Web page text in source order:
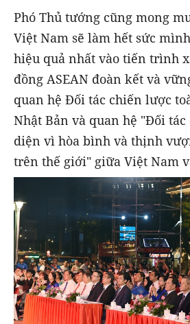
Phó Thủ tướng cũng mong
Việt Nam sẽ làm hết sức
hiệu quả nhất vào tiến trình
đồng ASEAN đoàn kết và
quan hệ Đối tác chiến lược
Nhật Bản và quan hệ "Đối
diện vì hòa bình và thịnh
trên thế giới" giữa Việt Nam